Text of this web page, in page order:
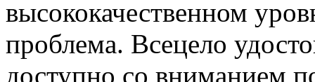
высококачественном
проблема. Всецело
доступно со вниманием